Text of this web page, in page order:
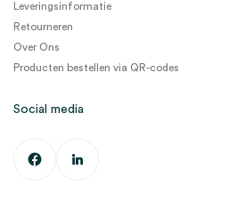
Leveringsinformatie
Retourneren
Over Ons
Producten bestellen via QR-codes
Social media